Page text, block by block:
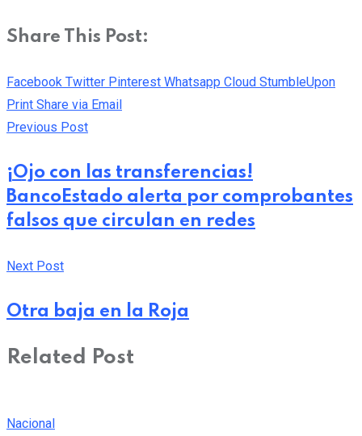
Share This Post:
Facebook Twitter Pinterest Whatsapp Cloud StumbleUpon
Print Share via Email
Previous Post
¡Ojo con las transferencias!
BancoEstado alerta por comprobantes
falsos que circulan en redes
Next Post
Otra baja en la Roja
Related Post
Nacional